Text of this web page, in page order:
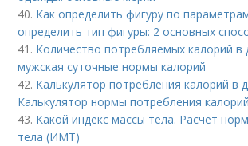
40. Как определить фигуру по
определить тип фигуры: 2 основных
41. Количество потребляемых калорий в
мужская суточные нормы калорий
42. Калькулятор потребления калорий в
Калькулятор нормы потребления калорий
43. Какой индекс массы тела. Расчет
тела (ИМТ)